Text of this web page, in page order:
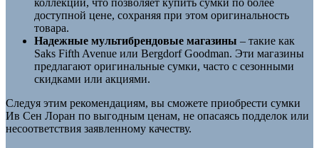
коллекции, что позволяет купить сумки по более
доступной цене, сохраняя при этом оригинальность
товара.
Надежные мультибрендовые магазины – такие как
Saks Fifth Avenue или Bergdorf Goodman. Эти магазины
предлагают оригинальные сумки, часто с сезонными
скидками или акциями.
Следуя этим рекомендациям, вы сможете приобрести сумки
Ив Сен Лоран по выгодным ценам, не опасаясь подделок или
несоответствия заявленному качеству.